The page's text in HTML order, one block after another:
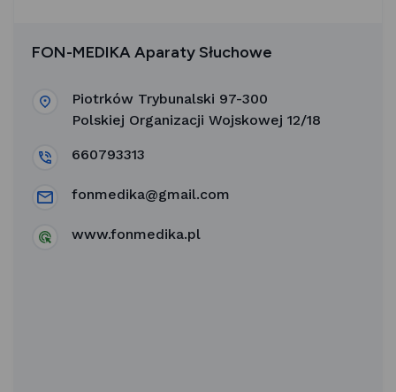
FON-MEDIKA Aparaty Słuchowe
Piotrków Trybunalski 97-300
Polskiej Organizacji Wojskowej 12/18
660793313
fonmedika@gmail.com
www.fonmedika.pl